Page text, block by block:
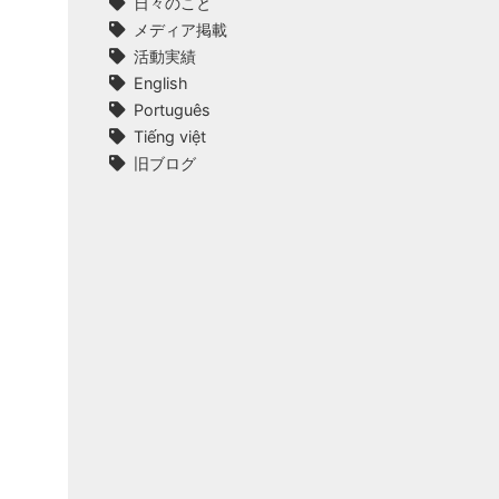
メディア掲載
活動実績
English
Português
Tiếng việt
旧ブログ